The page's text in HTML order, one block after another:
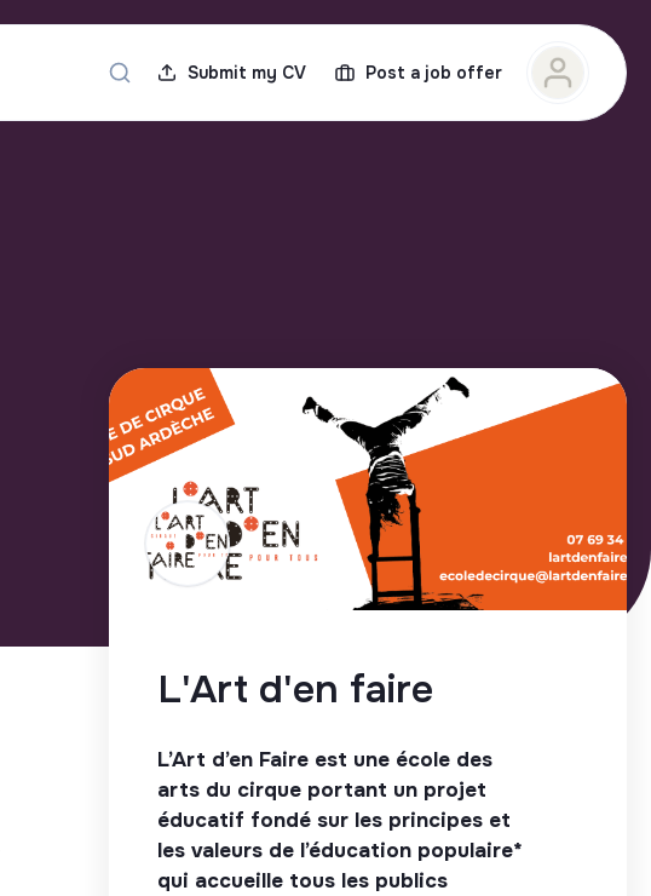
Submit my CV Post a job offer
L'Art d'en faire
L’Art d’en Faire est une école des
arts du cirque portant un projet
éducatif fondé sur les principes et
les valeurs de l’éducation populaire*
qui accueille tous les publics